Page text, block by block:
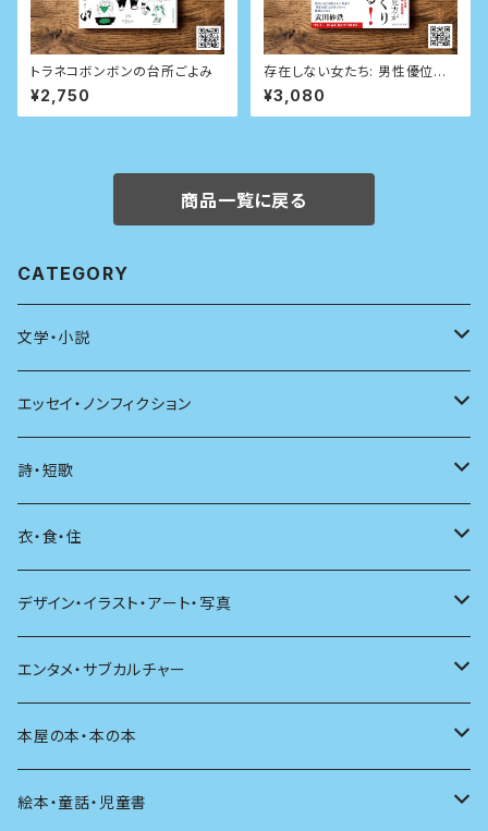
トラネコボンボンの台所ごよみ
¥2,750
存在しない女たち: 男性優位の
世界にひそむ見せかけのファク
トを暴く
¥3,080
商品一覧に戻る
CATEGORY
文学・小説
日本
海外
日本語
文学理論
評論
文章術
エッセイ・ノンフィクション
エッセイ
日記
ノンフィクション
その他
評論
言葉
詩・短歌
詩
短歌
その他
衣・食・住
着る
食べる
料理
発酵・麹
住う
その他
デザイン・イラスト・アート・写真
デザイン
イラスト
アート
エンタメ・サブカルチャー
映画
音楽
本屋の本・本の本
本屋さんの本
絵本・童話・児童書